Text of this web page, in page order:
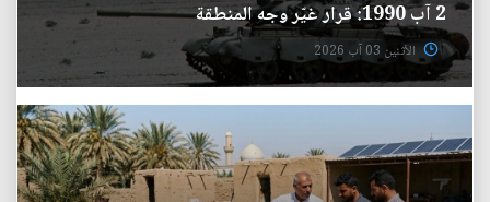
2 آب 1990: قرار غيّر وجه المنطقة
الأثنين 03 آب 2026